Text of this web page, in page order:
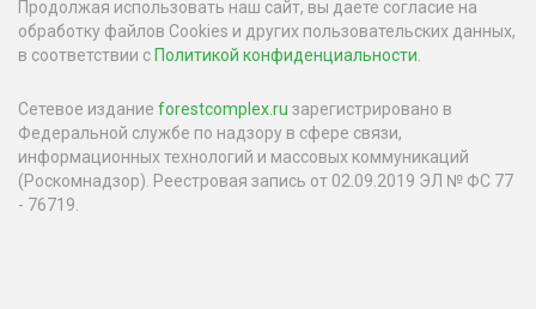
Продолжая использовать наш сайт, вы даете согласие на
обработку файлов Cookies и других пользовательских данных,
в соответствии с Политикой конфиденциальности.
Сетевое издание forestcomplex.ru зарегистрировано в
Федеральной службе по надзору в сфере связи,
информационных технологий и массовых коммуникаций
(Роскомнадзор). Реестровая запись от 02.09.2019 ЭЛ № ФС 77
- 76719.